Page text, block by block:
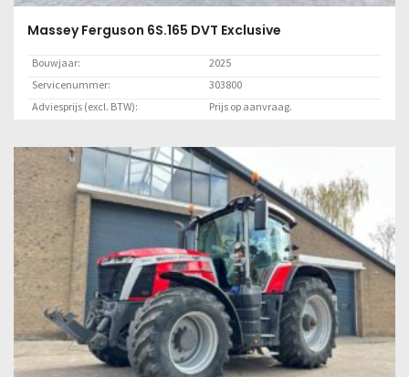
Massey Ferguson 6S.165 DVT Exclusive
Bouwjaar:
2025
Servicenummer:
303800
Adviesprijs (excl. BTW):
Prijs op aanvraag.
Lees meer